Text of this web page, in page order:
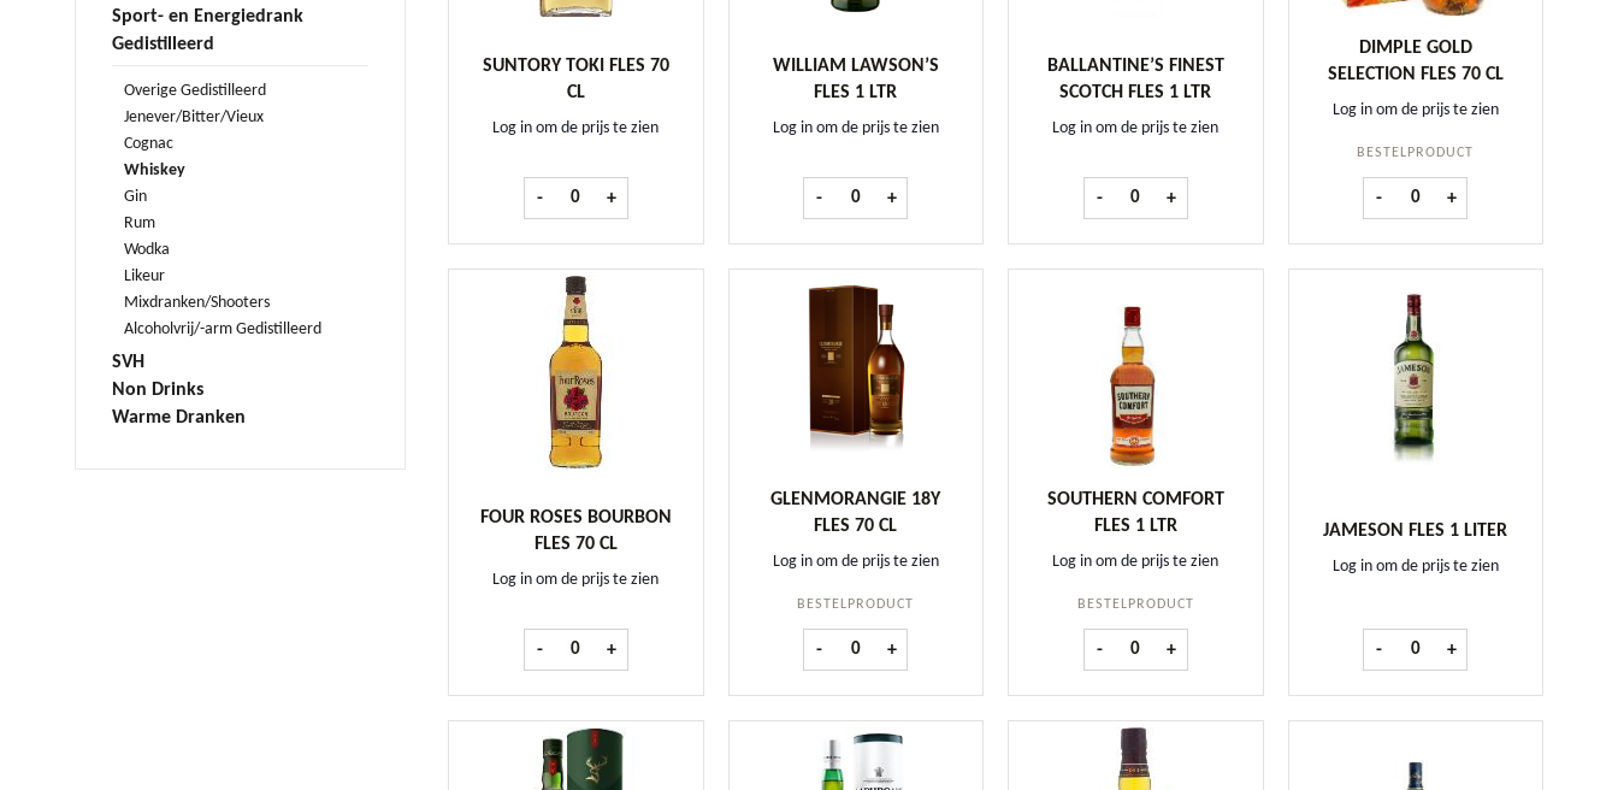
SUNTORY TOKI FLES 70
CL
Log in om de prijs te zien
- Suntory Toki fles 70 cl aantal
+
WILLIAM LAWSON’S
FLES 1 LTR
Log in om de prijs te zien
- William Lawson's fles 1 ltr aantal
+
BALLANTINE’S FINEST
SCOTCH FLES 1 LTR
Log in om de prijs te zien
- Ballantine's Finest Scotch fles 1 ltr aantal
+
DIMPLE GOLD
SELECTION FLES 70 CL
Log in om de prijs te zien
BESTELPRODUCT
- Dimple Gold Selection fles 70
+
FOUR ROSES BOURBON
FLES 70 CL
Log in om de prijs te zien
- Four Roses Bourbon fles 70 cl aantal
+
GLENMORANGIE 18Y
FLES 70 CL
Log in om de prijs te zien
BESTELPRODUCT
- Glenmorangie 18Y fles 70 cl aantal
+
SOUTHERN COMFORT
FLES 1 LTR
Log in om de prijs te zien
BESTELPRODUCT
- Southern Comfort fles 1 ltr aantal
+
JAMESON FLES 1 LITER
Log in om de prijs te zien
- Jameson fles 1 Liter aantal
+
Sport- en Energiedrank
Gedistilleerd
Overige Gedistilleerd
Jenever/Bitter/Vieux
Cognac
Whiskey
Gin
Rum
Wodka
Likeur
Mixdranken/Shooters
Alcoholvrij/-arm Gedistilleerd
SVH
Non Drinks
Warme Dranken